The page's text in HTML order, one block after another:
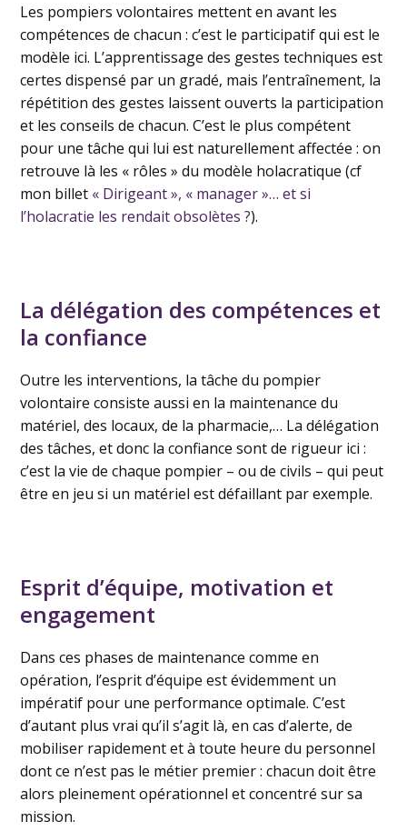
Les pompiers volontaires mettent en avant les
compétences de chacun : c’est le participatif qui est le
modèle ici. L’apprentissage des gestes techniques est
certes dispensé par un gradé, mais l’entraînement, la
répétition des gestes laissent ouverts la participation
et les conseils de chacun. C’est le plus compétent
pour une tâche qui lui est naturellement affectée : on
retrouve là les « rôles » du modèle holacratique (cf
mon billet « Dirigeant », « manager »… et si
l’holacratie les rendait obsolètes ?).
La délégation des compétences et
la confiance
Outre les interventions, la tâche du pompier
volontaire consiste aussi en la maintenance du
matériel, des locaux, de la pharmacie,… La délégation
des tâches, et donc la confiance sont de rigueur ici :
c’est la vie de chaque pompier – ou de civils – qui peut
être en jeu si un matériel est défaillant par exemple.
Esprit d’équipe, motivation et
engagement
Dans ces phases de maintenance comme en
opération, l’esprit d’équipe est évidemment un
impératif pour une performance optimale. C’est
d’autant plus vrai qu’il s’agit là, en cas d’alerte, de
mobiliser rapidement et à toute heure du personnel
dont ce n’est pas le métier premier : chacun doit être
alors pleinement opérationnel et concentré sur sa
mission.